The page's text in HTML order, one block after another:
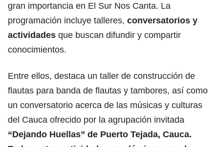
gran importancia en El Sur Nos Canta. La
programación incluye talleres, conversatorios y
actividades que buscan difundir y compartir
conocimientos.
Entre ellos, destaca un taller de construcción de
flautas para banda de flautas y tambores, así como
un conversatorio acerca de las músicas y culturas
del Cauca ofrecido por la agrupación invitada
“Dejando Huellas” de Puerto Tejada, Cauca.